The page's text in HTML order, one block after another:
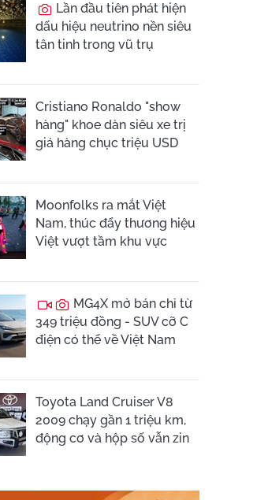
Lần đầu tiên phát hiện
dấu hiệu neutrino nền siêu
tân tinh trong vũ trụ
Cristiano Ronaldo "show
hàng" khoe dàn siêu xe trị
giá hàng chục triệu USD
Moonfolks ra mắt Việt
Nam, thúc đẩy thương hiệu
Việt vượt tầm khu vực
MG4X mở bán chỉ từ
349 triệu đồng - SUV cỡ C
điện có thể về Việt Nam
Toyota Land Cruiser V8
2009 chạy gần 1 triệu km,
động cơ và hộp số vẫn zin